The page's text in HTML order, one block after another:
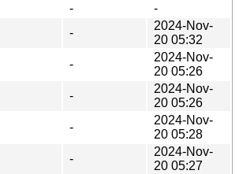
-
-
-
2024-Nov-
20 05:32
-
2024-Nov-
20 05:26
-
2024-Nov-
20 05:26
-
2024-Nov-
20 05:28
-
2024-Nov-
20 05:27